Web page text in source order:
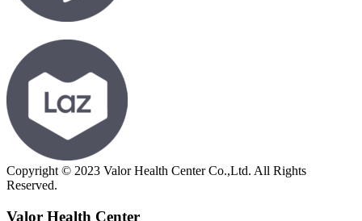
Copyright © 2023 Valor Health Center Co.,Ltd. All Rights
Reserved.
Valor Health Center